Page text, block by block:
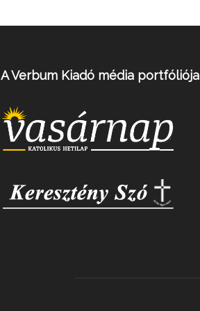
A Verbum Kiadó média portfóliója